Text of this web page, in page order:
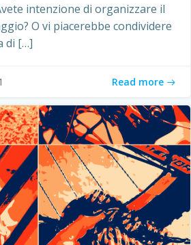
intenzione di organizzare il
O vi piacerebbe condividere
di […]
Read more